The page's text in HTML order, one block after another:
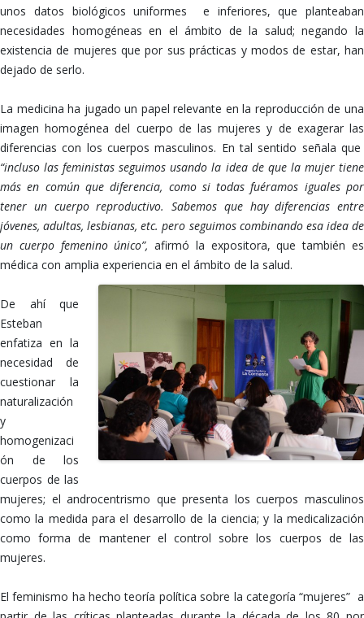
unos datos biológicos uniformes e inferiores, que planteaban
necesidades homogéneas en el ámbito de la salud; negando la
existencia de mujeres que por sus prácticas y modos de estar, han
dejado de serlo.
La medicina ha jugado un papel relevante en la reproducción de una
imagen homogénea del cuerpo de las mujeres y de exagerar las
diferencias con los cuerpos masculinos. En tal sentido señala que
“incluso las feministas seguimos usando la idea de que la mujer tiene
más en común que diferencia, como si todas fuéramos iguales por
tener un cuerpo reproductivo. Sabemos que hay diferencias entre
jóvenes, adultas, lesbianas, etc. pero seguimos combinando esa idea de
un cuerpo femenino único”, afirmó la expositora, que también es
médica con amplia experiencia en el ámbito de la salud.
De ahí que
Esteban
enfatiza en la
necesidad de
cuestionar la
naturalización
y
homogenizaci
ón de los
cuerpos de las
mujeres; el androcentrismo que presenta los cuerpos masculinos
como la medida para el desarrollo de la ciencia; y la medicalización
como forma de mantener el control sobre los cuerpos de las
mujeres.
El feminismo ha hecho teoría política sobre la categoría “mujeres” a